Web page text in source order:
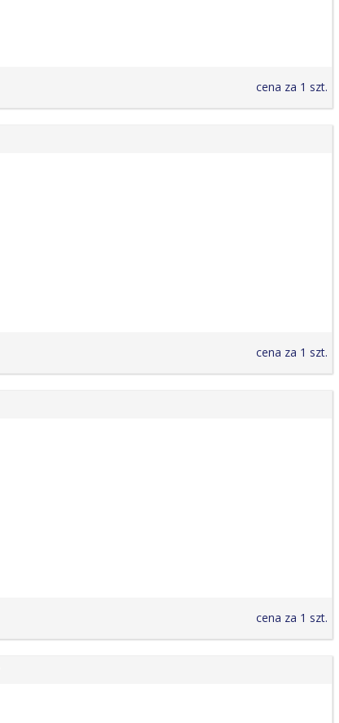
cena za 1 szt.
cena za 1 szt.
cena za 1 szt.